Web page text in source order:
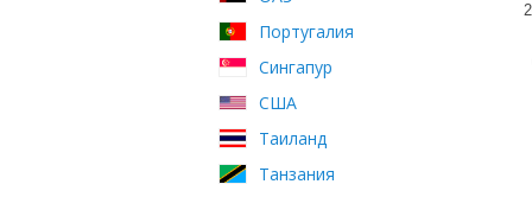
Португалия
Сингапур
США
Таиланд
Танзания